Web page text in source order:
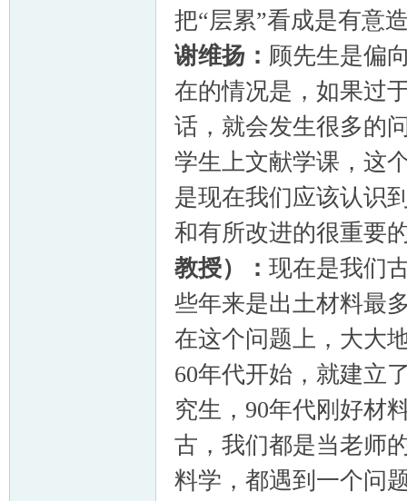
把“层累”看成是有
谢维扬： 顾先生是偏
在的情况是，如果过
话，就会发生很多的
学生上文献学课，这
是现在我们应该认识
和有所改进的很重
教授）： 现在是我们
些年来是出土材料最
在这个问题上，大大
60年代开始，就建立
究生，90年代刚好
古，我们都是当老师
料学，都遇到一个问